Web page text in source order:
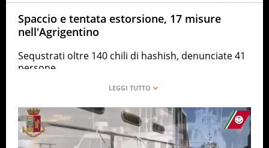
Spaccio e tentata estorsione, 17 misure
nell'Agrigentino
Sequstrati oltre 140 chili di hashish, denunciate 41
persone